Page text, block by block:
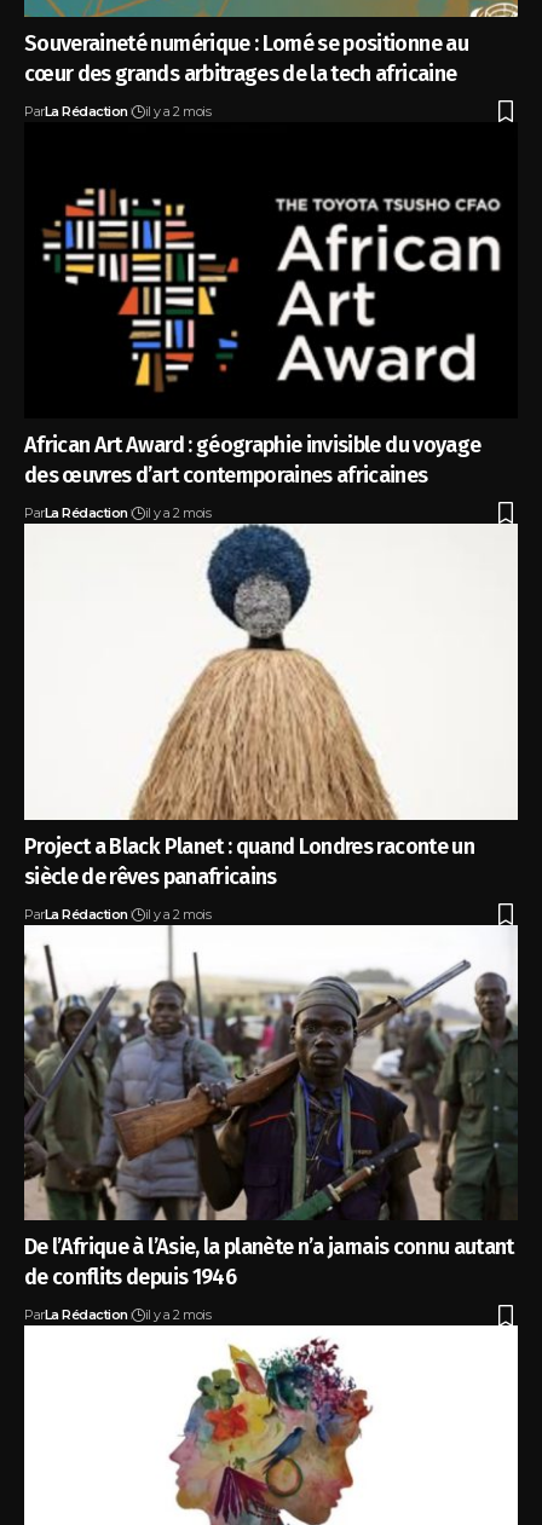
Souveraineté numérique : Lomé se positionne au
cœur des grands arbitrages de la tech africaine
ParLa Rédaction il y a 2 mois
African Art Award : géographie invisible du voyage
des œuvres d’art contemporaines africaines
ParLa Rédaction il y a 2 mois
Project a Black Planet : quand Londres raconte un
siècle de rêves panafricains
ParLa Rédaction il y a 2 mois
De l’Afrique à l’Asie, la planète n’a jamais connu autant
de conflits depuis 1946
ParLa Rédaction il y a 2 mois